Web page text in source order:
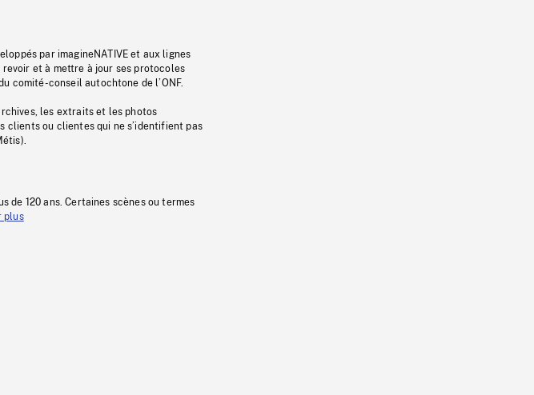
par imagineNATIVE et aux lignes
et à mettre à jour ses protocoles
comité-conseil autochtone de l’ONF.
les extraits et les photos
ou clientes qui ne s’identifient pas
de 120 ans. Certaines scènes ou termes
plus